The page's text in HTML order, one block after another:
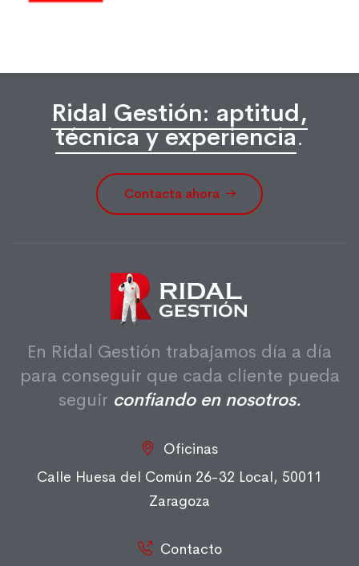
Ridal Gestión: aptitud,
técnica y experiencia.
Contacta ahora
En Ridal Gestión trabajamos día a día
para conseguir que cada cliente pueda
seguir confiando en nosotros.
Oficinas
Calle Huesa del Común 26-32 Local, 50011
Zaragoza
Contacto